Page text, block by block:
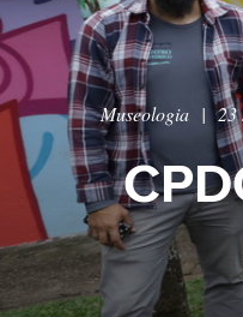
Museologia |23